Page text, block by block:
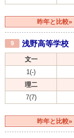
昨年と比較»
9 浅野高等学校
文一
1(-)
理二
7(7)
昨年と比較»